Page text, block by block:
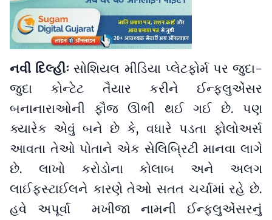
નવી દિલ્હીઃ સોશિયલ મીડિયા પ્લેટફોર્મ પર જુદા-
જુદા કોન્ટેટ તૈયાર કરીને ઈન્ફ્લુએંસર
બનાનારાઓની ફૌજ ઊભી થઈ ગઈ છે. પણ
ક્યારેક એવું બને છે કે, વધારે પડતા ફોલોઅર્સ
આવતા તેઓ પોતાને એક સેલિબ્રિટી માનવા લાગે
છે. લાખો કરોડોના કોલાબ અને અલગ
લાઈફસ્ટાઈલને કારણે તેઓ સતત ચર્ચામાં રહે છે.
હવે અપૂર્વા મખીજા નામની ઈન્ફ્લુએંસરનું